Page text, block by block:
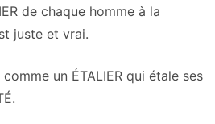
de chaque homme à la
juste et vrai.
un ÉTALIER qui étale ses